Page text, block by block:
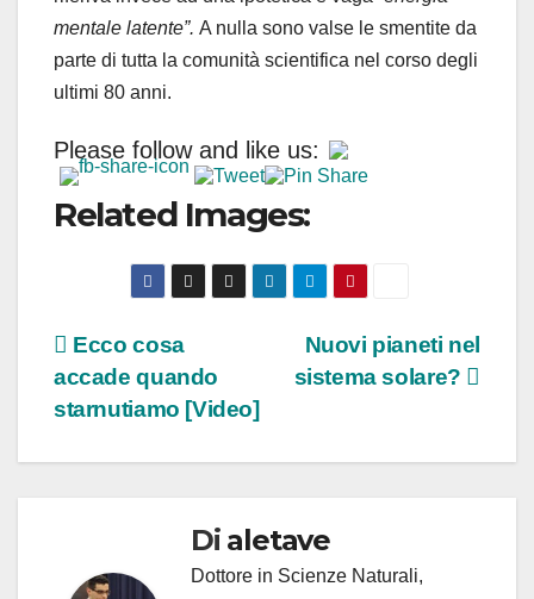
mentale latente”. A nulla sono valse le smentite da
parte di tutta la comunità scientifica nel corso degli
ultimi 80 anni.
Please follow and like us:
Related Images:
Navigazione
articoli
Nuovi pianeti nel
sistema solare?
Ecco cosa
accade quando
starnutiamo [Video]
Di aletave
Dottore in Scienze Naturali,